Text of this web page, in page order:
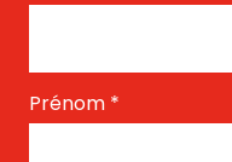
Prénom *